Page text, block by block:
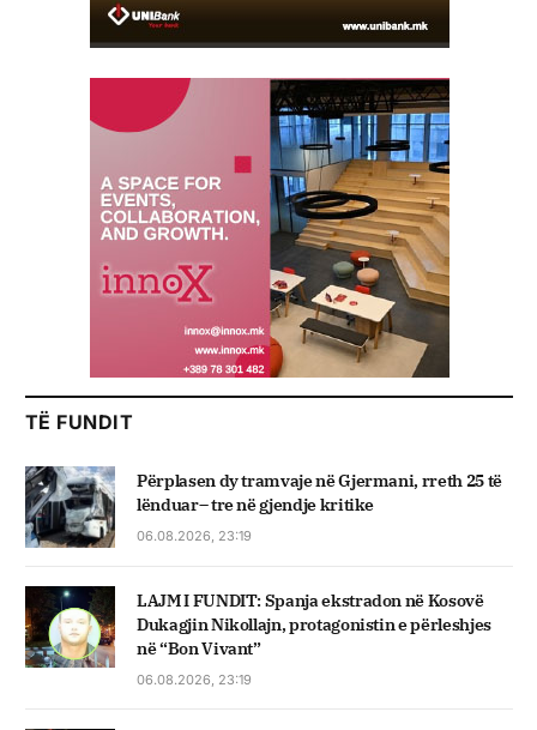
TË FUNDIT
Përplasen dy tramvaje në Gjermani, rreth 25 të
lënduar– tre në gjendje kritike
06.08.2026, 23:19
LAJM I FUNDIT: Spanja ekstradon në Kosovë
Dukagjin Nikollajn, protagonistin e përleshjes
në “Bon Vivant”
06.08.2026, 23:19